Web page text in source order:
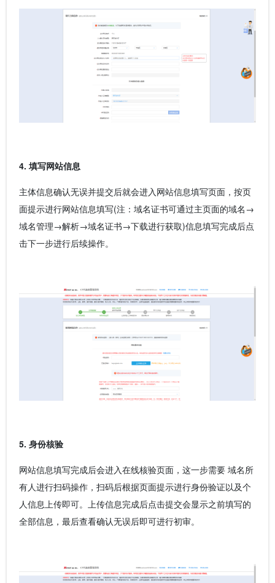
4. 填写网站信息
主体信息确认无误并提交后就会进入网站信息填写页面，按页
面提示进行网站信息填写(注：域名证书可通过主页面的域名→
域名管理→解析→域名证书→下载进行获取)信息填写完成后点
击下一步进行后续操作。
5. 身份核验
网站信息填写完成后会进入在线核验页面，这一步需要 域名所
有人进行扫码操作，扫码后根据页面提示进行身份验证以及个
人信息上传即可。上传信息完成后点击提交会显示之前填写的
全部信息，最后查看确认无误后即可进行初审。